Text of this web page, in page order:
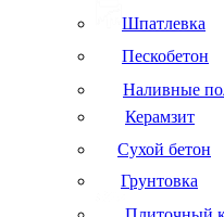
Шпатлевка
Пескобетон
Наливные
Керамзит
Сухой бетон
Грунтовка